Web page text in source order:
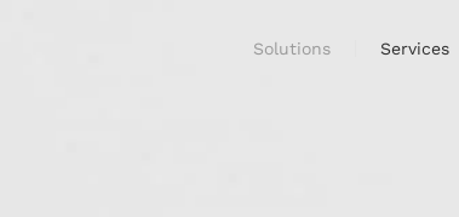
Solutions Services